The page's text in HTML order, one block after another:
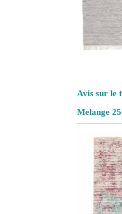
Avis sur le
Melange